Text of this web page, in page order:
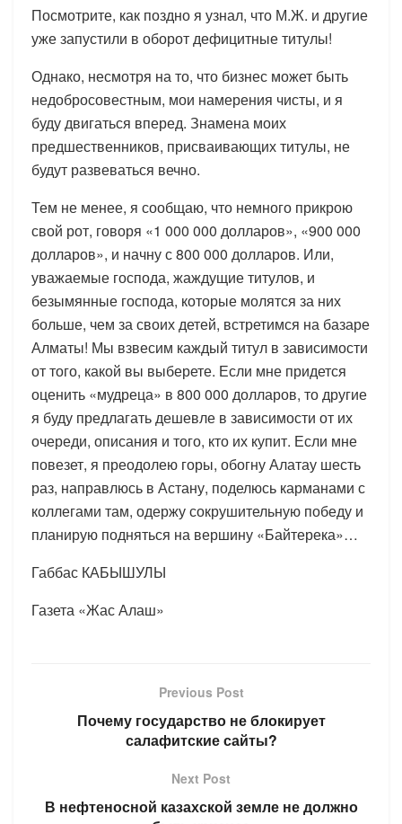
Посмотрите, как поздно я узнал, что М.Ж. и другие
уже запустили в оборот дефицитные титулы!
Однако, несмотря на то, что бизнес может быть
недобросовестным, мои намерения чисты, и я
буду двигаться вперед. Знамена моих
предшественников, присваивающих титулы, не
будут развеваться вечно.
Тем не менее, я сообщаю, что немного прикрою
свой рот, говоря «1 000 000 долларов», «900 000
долларов», и начну с 800 000 долларов. Или,
уважаемые господа, жаждущие титулов, и
безымянные господа, которые молятся за них
больше, чем за своих детей, встретимся на базаре
Алматы! Мы взвесим каждый титул в зависимости
от того, какой вы выберете. Если мне придется
оценить «мудреца» в 800 000 долларов, то другие
я буду предлагать дешевле в зависимости от их
очереди, описания и того, кто их купит. Если мне
повезет, я преодолею горы, обогну Алатау шесть
раз, направлюсь в Астану, поделюсь карманами с
коллегами там, одержу сокрушительную победу и
планирую подняться на вершину «Байтерека»…
Габбас КАБЫШУЛЫ
Газета «Жас Алаш»
Previous Post
Почему государство не блокирует
салафитские сайты?
Next Post
В нефтеносной казахской земле не должно